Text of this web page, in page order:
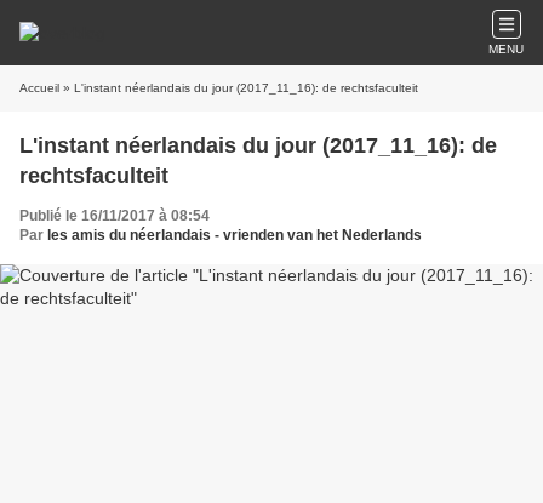
MENU
Accueil » L'instant néerlandais du jour (2017_11_16): de rechtsfaculteit
L'instant néerlandais du jour (2017_11_16): de
rechtsfaculteit
Publié le 16/11/2017 à 08:54
Par les amis du néerlandais - vrienden van het Nederlands